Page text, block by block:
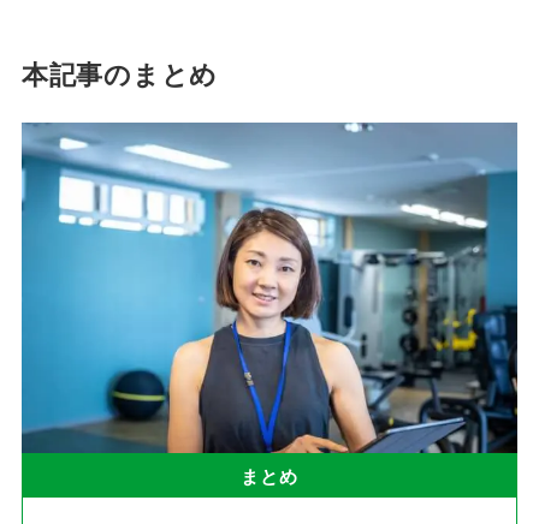
本記事のまとめ
まとめ